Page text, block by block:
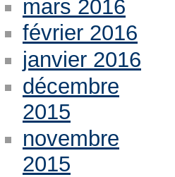
mars 2016
février 2016
janvier 2016
décembre
2015
novembre
2015